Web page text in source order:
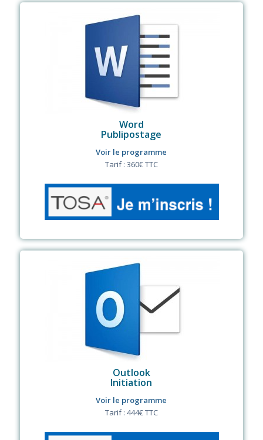
Word
Publipostage
Voir le programme
Tarif : 360€ TTC
Outlook
Initiation
Voir le programme
Tarif : 444€ TTC